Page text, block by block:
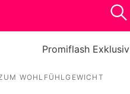
Promiflash Exklusiv
WOHLFÜHLGEWICHT